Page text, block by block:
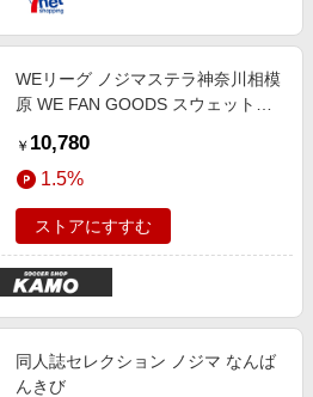
フ
分割払い
ーン
WEリーグ ノジマステラ神奈川相模
原 WE FAN GOODS スウェットフ
￥ 10,780
1.5%
ストアにすすむ
同人誌セレクション ノジマ なんば
んきび